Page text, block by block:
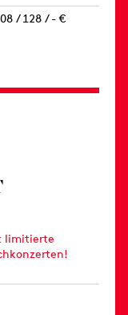
/ 128 / - €
limitierte